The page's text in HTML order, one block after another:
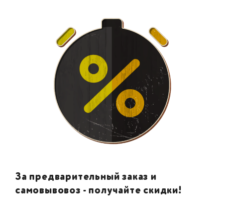
За предварительный заказ и
самовывовоз - получайте скидки!